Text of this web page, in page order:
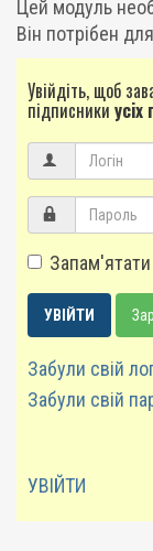
Цей модуль
Він потрібен
Увійдіть, щоб
підписники усіх
УВІЙТИ
Забули свій
Забули свій
УВІЙТИ